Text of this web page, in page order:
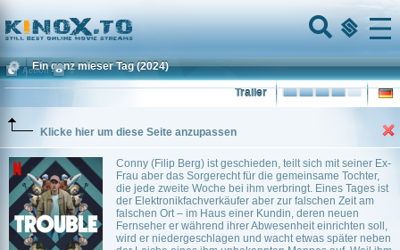
Home
Menu
Ein ganz mieser Tag (2024)
Trailer
Klicke hier um diese Seite anzupassen
Conny (Filip Berg) ist geschieden, teilt sich mit seiner Ex-
Frau aber das Sorgerecht für die gemeinsame Tochter,
die jede zweite Woche bei ihm verbringt. Eines Tages ist
der Elektronikfachverkäufer aber zur falschen Zeit am
falschen Ort – im Haus einer Kundin, deren neuen
Fernseher er während ihrer Abwesenheit einrichten soll,
wird er niedergeschlagen und wacht etwas später neben
Action 0